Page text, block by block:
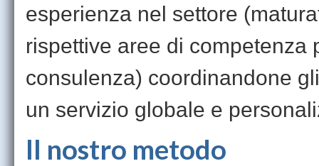
esperienza nel settore
rispettive aree di
consulenza) coordinandone
un servizio globale e
Il nostro metodo